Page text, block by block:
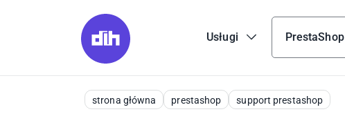
Usługi PrestaShop
strona główna prestashop support prestashop